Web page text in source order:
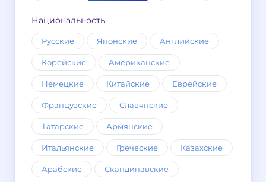
Национальность
Русские Японские Английские
Корейские Американские
Немецкие Китайские Еврейские
Французские Славянские
Татарские Армянские
Итальянские Греческие Казахские
Арабские Скандинавские